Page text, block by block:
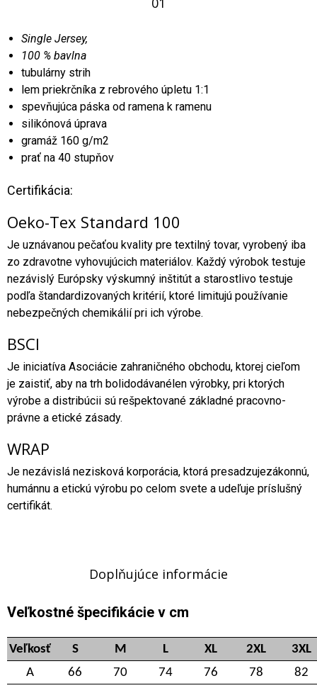
Single Jersey,
100 % bavlna
tubulárny strih
lem priekrčníka z rebrového úpletu 1:1
spevňujúca páska od ramena k ramenu
silikónová úprava
gramáž 160 g/m2
prať na 40 stupňov
Certifikácia:
Oeko-Tex Standard 100
Je uznávanou pečaťou kvality pre textilný tovar, vyrobený iba
zo zdravotne vyhovujúcich materiálov. Každý výrobok testuje
nezávislý Európsky výskumný inštitút a starostlivo testuje
podľa štandardizovaných kritérií, ktoré limitujú používanie
nebezpečných chemikálií pri ich výrobe.
BSCI
Je iniciatíva Asociácie zahraničného obchodu, ktorej cieľom
je zaistiť, aby na trh bolidodávanélen výrobky, pri ktorých
výrobe a distribúcii sú rešpektované základné pracovno-
právne a etické zásady.
WRAP
Je nezávislá nezisková korporácia, ktorá presadzujezákonnú,
humánnu a etickú výrobu po celom svete a udeľuje príslušný
certifikát.
Doplňujúce informácie
Veľkostné špecifikácie v cm
Veľkosť S M L XL 2XL
3XL
A
66 70 74 76 78
82